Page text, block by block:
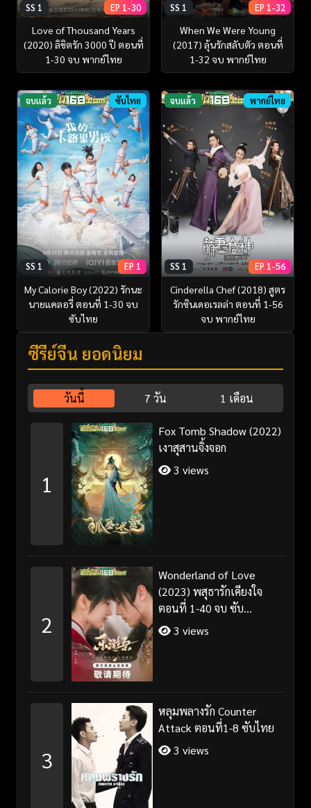
SS 1 EP 1-30
Love of Thousand Years
(2020) ลิขิตรัก 3000 ปี ตอนที่
1-30 จบ พากย์ไทย
SS 1 EP 1-32
When We Were Young
(2017) ลุ้นรักสลับตัว ตอนที่
1-32 จบ พากย์ไทย
จบแล้ว ซับไทย
SS 1 EP 1
My Calorie Boy (2022) รักนะ
นายแคลอรี่ ตอนที่ 1-30 จบ
ซับไทย
จบแล้ว พากย์ไทย
SS 1 EP 1-56
Cinderella Chef (2018) สูตร
รักซินเดอเรลล่า ตอนที่ 1-56
จบ พากย์ไทย
ซีรี่ย์จีน ยอดนิยม
วันนี้ 7 วัน 1 เดือน
1
Fox Tomb Shadow (2022)
เงาสุสานจิ้งจอก
3 views
2
Wonderland of Love
(2023) พสุธารักเคียงใจ
ตอนที่ 1-40 จบ ซับ
ไทย+พากย์ไทย
3 views
3
หลุมพลางรัก Counter
Attack ตอนที่1-8 ซับไทย
3 views